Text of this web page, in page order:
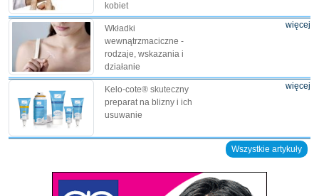
kobiet
Wkładki
wewnątrzmaciczne -
rodzaje, wskazania i
działanie
więcej
Kelo-cote® skuteczny
preparat na blizny i ich
usuwanie
więcej
Wszystkie artykuły